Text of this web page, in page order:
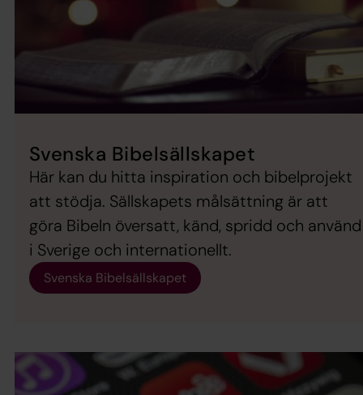
Svenska Bibelsällskapet
Här kan du hitta inspiration och bibelprojekt
att stödja. Sällskapets målsättning är att
göra Bibeln översatt, känd, spridd och använd
i Sverige och internationellt.
Svenska Bibelsällskapet